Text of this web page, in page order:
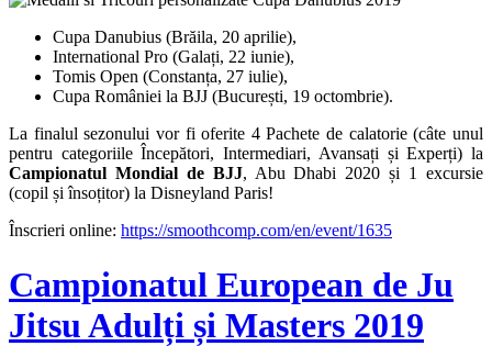
Cupa Danubius (Brăila, 20 aprilie),
International Pro (Galați, 22 iunie),
Tomis Open (Constanța, 27 iulie),
Cupa României la BJJ (București, 19 octombrie).
La finalul sezonului vor fi oferite 4 Pachete de calatorie (câte unul
pentru categoriile Începători, Intermediari, Avansați și Experți) la
Campionatul Mondial de BJJ, Abu Dhabi 2020 și 1 excursie
(copil și însoțitor) la Disneyland Paris!
Înscrieri online: https://smoothcomp.com/en/event/1635
Campionatul European de Ju
Jitsu Adulți și Masters 2019